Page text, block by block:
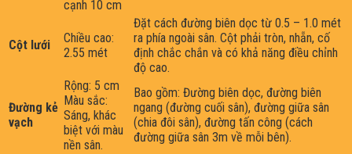
cạnh 10 cm
Cột lưới
Chiều cao:
2.55 mét
Đặt cách đường biên dọc từ 0.5 – 1.0 mét
ra phía ngoài sân. Cột phải tròn, nhẵn, cố
định chắc chắn và có khả năng điều chỉnh
độ cao.
Đường kẻ
vạch
Rộng: 5 cm
Màu sắc:
Sáng, khác
biệt với màu
nền sân.
Bao gồm: Đường biên dọc, đường biên
ngang (đường cuối sân), đường giữa sân
(chia đôi sân), đường tấn công (cách
đường giữa sân 3m về mỗi bên).